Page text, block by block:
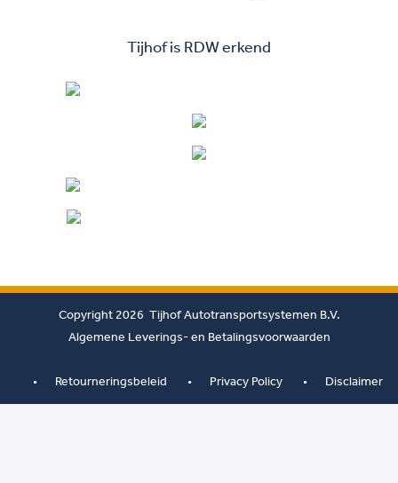
Tijhof is RDW erkend
Copyright 2026 Tijhof Autotransportsystemen B.V.
Algemene Leverings- en Betalingsvoorwaarden
Retourneringsbeleid Privacy Policy Disclaimer